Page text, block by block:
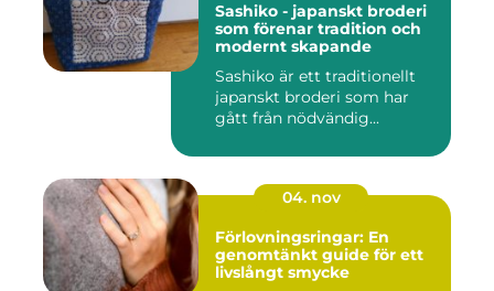
Sashiko - japanskt broderi
som förenar tradition och
modernt skapande
Sashiko är ett traditionellt
japanskt broderi som har
gått från nödvändig...
04. nov
Förlovningsringar: En
genomtänkt guide för ett
livslångt smycke